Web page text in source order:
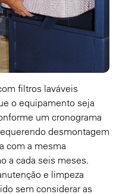
filtros laváveis
o equipamento seja
um cronograma
desmontagem
com a mesma
a cada seis meses.
e limpeza
sem considerar as